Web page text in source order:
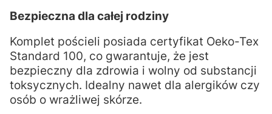
Bezpieczna dla całej rodziny
Komplet pościeli posiada certyfikat Oeko-Tex
Standard 100, co gwarantuje, że jest
bezpieczny dla zdrowia i wolny od substancji
toksycznych. Idealny nawet dla alergików czy
osób o wrażliwej skórze.